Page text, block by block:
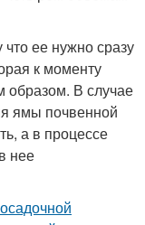
ее нужно сразу
к моменту
образом. В случае
ямы почвенной
а в процессе
нее